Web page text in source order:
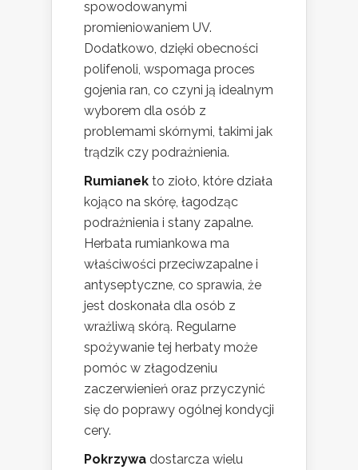
spowodowanymi
promieniowaniem UV.
Dodatkowo, dzięki obecności
polifenoli, wspomaga proces
gojenia ran, co czyni ją idealnym
wyborem dla osób z
problemami skórnymi, takimi jak
trądzik czy podrażnienia.
Rumianek to zioło, które działa
kojąco na skórę, łagodząc
podrażnienia i stany zapalne.
Herbata rumiankowa ma
właściwości przeciwzapalne i
antyseptyczne, co sprawia, że
jest doskonała dla osób z
wrażliwą skórą. Regularne
spożywanie tej herbaty może
pomóc w złagodzeniu
zaczerwienień oraz przyczynić
się do poprawy ogólnej kondycji
cery.
Pokrzywa dostarcza wielu